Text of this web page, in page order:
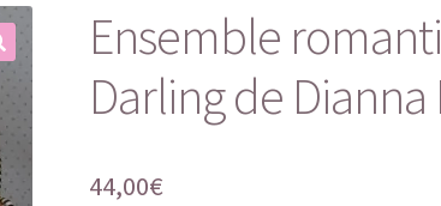
Ensemble
Darling de Dianna
44,00€